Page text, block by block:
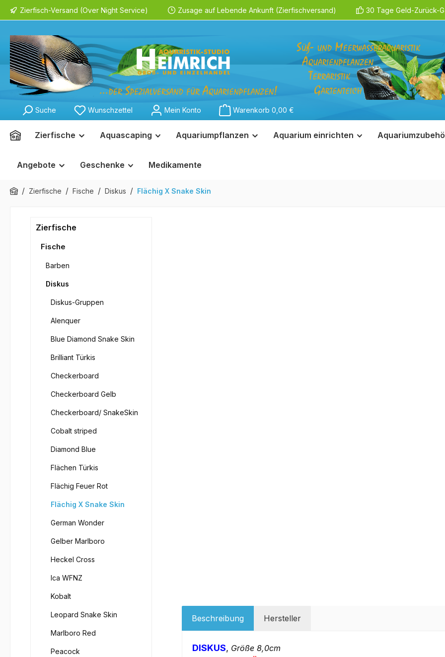
Zur Hauptnavigation springen
Zierfisch-Versand (Over Night Service) Zusage auf Lebende Ankunft (Zierfischversand) 30 Tage Geld-Zurück-
Suche Wunschzettel Mein Konto Warenkorb 0,00 €
Zierfische Aquascaping Aquariumpflanzen Aquarium einrichten
Angebote Geschenke Medikamente
/ Zierfische / Fische / Diskus / Flächig X Snake Skin
Zierfische
Fische
Barben
Diskus
Diskus-Gruppen
Alenquer
Blue Diamond Snake Skin
Brilliant Türkis
Checkerboard
Checkerboard Gelb
Checkerboard/ SnakeSkin
Cobalt striped
Diamond Blue
Flächen Türkis
Flächig Feuer Rot
Flächig X Snake Skin
German Wonder
Gelber Marlboro
Heckel Cross
Ica WFNZ
Kobalt
Leopard Snake Skin
Marlboro Red
Peacock
Beschreibung Hersteller
DISKUS, Größe 8,0cm